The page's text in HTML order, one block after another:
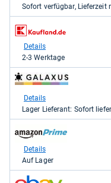
direkt
178,31
kaufen.
Sofort verfügbar, Lieferzeit
zum
Shop:
Kaufland
179,86
kaufen.
Details
2-3 Werktage
zum
Shop:
galaxus
kaufen.
Details
Lager Lieferant: Sofort
Shop:
Amazon.de
179,86
Details
Auf Lager
zum